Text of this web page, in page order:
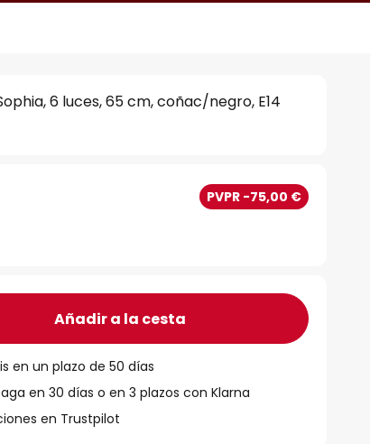
6 luces, 65 cm, coñac/negro, E14
PVPR -75,00 €
Añadir a la cesta
en un plazo de 50 días
en 30 días o en 3 plazos con Klarna
en Trustpilot